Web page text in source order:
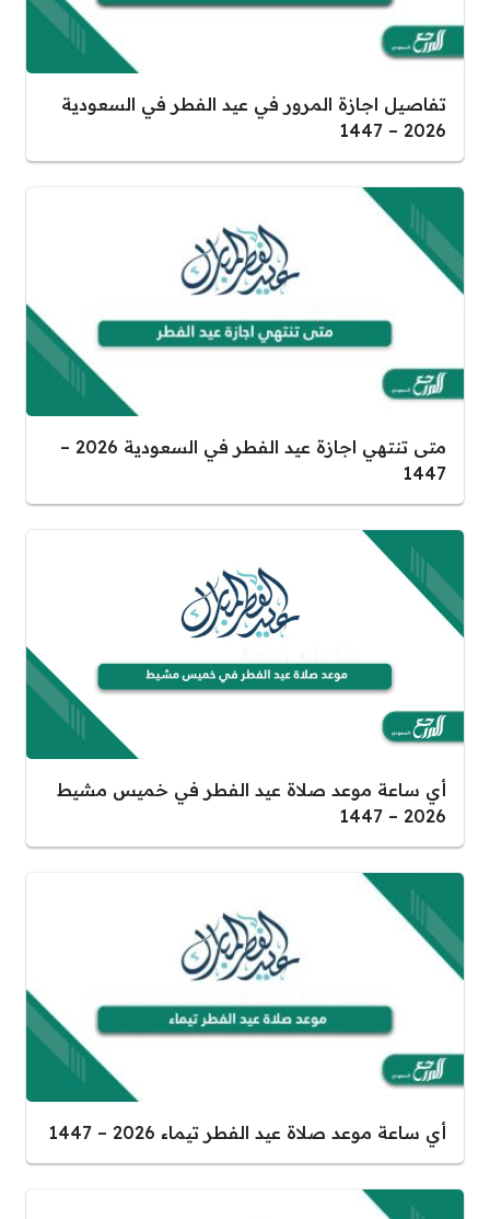
تفاصيل اجازة المرور في عيد الفطر في السعودية
2026 – 1447
متى تنتهي اجازة عيد الفطر في السعودية 2026 –
1447
أي ساعة موعد صلاة عيد الفطر في خميس مشيط
2026 – 1447
أي ساعة موعد صلاة عيد الفطر تيماء 2026 – 1447